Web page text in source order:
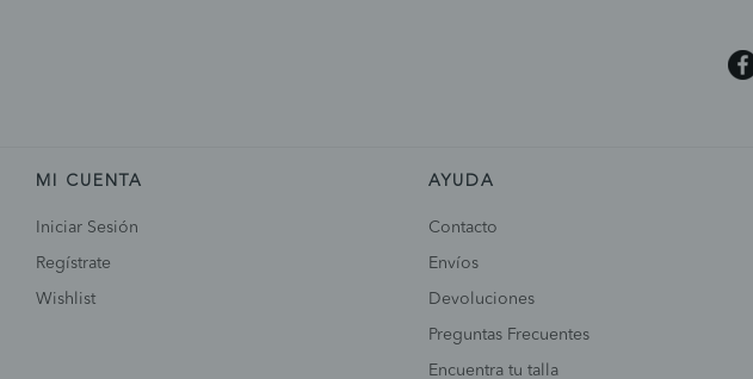
MI CUENTA
Iniciar Sesión
Regístrate
Wishlist
AYUDA
Contacto
Envíos
Devoluciones
Preguntas Frecuentes
Encuentra tu talla